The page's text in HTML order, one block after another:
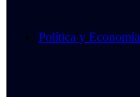
Política y Economía